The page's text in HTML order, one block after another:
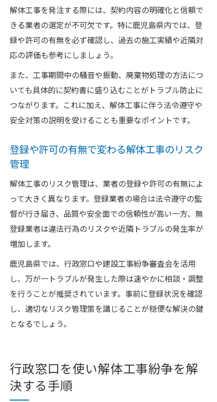
解体工事を発注する際には、契約内容の明確化と信頼で
きる業者の選定が不可欠です。特に鹿児島県内では、登
録や許可の有無を必ず確認し、過去の施工実績や近隣対
応の評価も参考にしましょう。
また、工事期間中の騒音や振動、廃棄物処理の方法につ
いても具体的に契約書に盛り込むことがトラブル防止に
つながります。これに加え、解体工事に伴う法令遵守や
安全対策の説明を受けることも重要なポイントです。
登録や許可の有無で変わる解体工事のリスク
管理
解体工事のリスク管理は、業者の登録や許可の有無によ
って大きく異なります。登録業者の場合は法令遵守の監
督が行き届き、品質や安全面での信頼性が高い一方、無
登録業者は違法行為のリスクや近隣トラブルの発生率が
増加します。
鹿児島県では、行政窓口や建設工事紛争審査会を活用
し、万が一トラブルが発生した際は速やかに相談・調整
を行うことが推奨されています。事前に登録状況を確認
し、適切なリスク管理策を講じることが穏便な解決の鍵
となるでしょう。
行政窓口を使い解体工事紛争を解
決する手順